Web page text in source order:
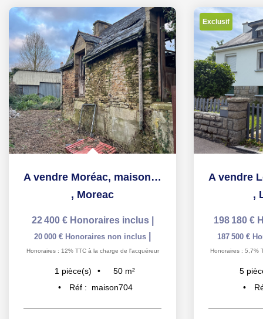
A vendre Moréac, maison en pierre à rénover, sur un terrain...
, Moreac
22 400 € Honoraires inclus
20 000 € Honoraires non inclus
Honoraires : 12% TTC à la charge de l'acquéreur
1 pièce(s) 50 m²
Réf :
maison704
Exclusif
,
198 180 €
187 500 €
Honoraires : 5,7%
5